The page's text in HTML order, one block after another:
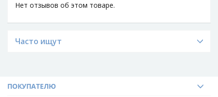
Нет отзывов об этом товаре.
Часто ищут
ПОКУПАТЕЛЮ